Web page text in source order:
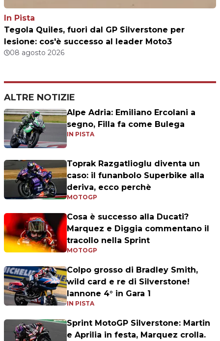
In Pista
Tegola Quiles, fuori dal GP Silverstone per
lesione: cos'è successo al leader Moto3
08 agosto 2026
ALTRE NOTIZIE
Alpe Adria: Emiliano Ercolani a
segno, Filla fa come Bulega
IN PISTA
Toprak Razgatlioglu diventa un
caso: il funanbolo Superbike alla
deriva, ecco perchè
MOTOGP
Cosa è successo alla Ducati?
Marquez e Diggia commentano il
tracollo nella Sprint
MOTOGP
Colpo grosso di Bradley Smith,
wild card e re di Silverstone!
Iannone 4° in Gara 1
IN PISTA
Sprint MotoGP Silverstone: Martin
e Aprilia in festa, Marquez crolla.